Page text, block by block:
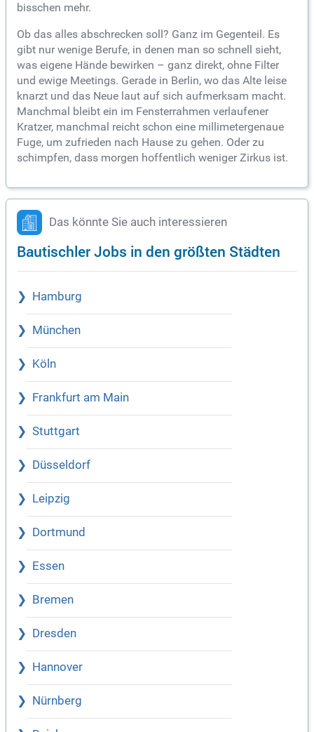
bisschen mehr.
Ob das alles abschrecken soll? Ganz im Gegenteil. Es
gibt nur wenige Berufe, in denen man so schnell sieht,
was eigene Hände bewirken – ganz direkt, ohne Filter
und ewige Meetings. Gerade in Berlin, wo das Alte leise
knarzt und das Neue laut auf sich aufmerksam macht.
Manchmal bleibt ein im Fensterrahmen verlaufener
Kratzer, manchmal reicht schon eine millimetergenaue
Fuge, um zufrieden nach Hause zu gehen. Oder zu
schimpfen, dass morgen hoffentlich weniger Zirkus ist.
Das könnte Sie auch interessieren
Bautischler Jobs in den größten Städten
Hamburg
München
Köln
Frankfurt am Main
Stuttgart
Düsseldorf
Leipzig
Dortmund
Essen
Bremen
Dresden
Hannover
Nürnberg